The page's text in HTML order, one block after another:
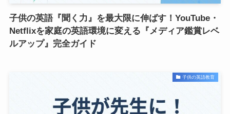
子供の英語『聞く力』を最大限に伸ばす！YouTube・
Netflixを家庭の英語環境に変える『メディア鑑賞レベ
ルアップ』完全ガイド
子供の英語教育